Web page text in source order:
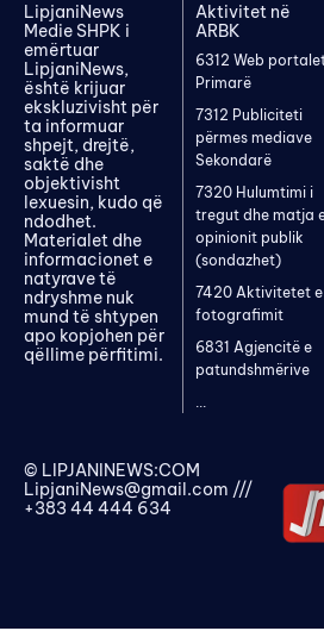
LipjaniNews
Medie SHPK i
emërtuar
LipjaniNews,
është krijuar
ekskluzivisht për
ta informuar
shpejt, drejtë,
saktë dhe
objektivisht
lexuesin, kudo që
ndodhet.
Materialet dhe
informacionet e
natyrave të
ndryshme nuk
mund të shtypen
apo kopjohen për
qëllime përfitimi.
Aktivitet në
ARBK
6312 Web
Primarë
7312 Publiciteti
përmes mediave
Sekondarë
7320 Hulumtimi i
tregut dhe matja
opinionit publik
(sondazhet)
7420 Aktivitetet e
fotografimit
6831 Agjencitë e
patundshmërive
...
© LIPJANINEWS:COM
LipjaniNews@gmail.com ///
+383 44 444 634